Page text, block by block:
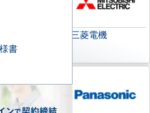
ヤリア
キヤリア)
三菱電機
書